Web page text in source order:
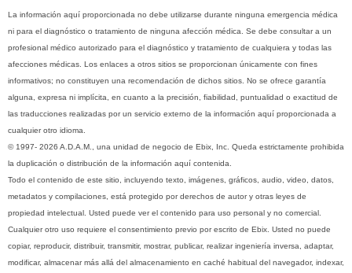
La información aquí proporcionada no debe utilizarse durante ninguna emergencia médica
ni para el diagnóstico o tratamiento de ninguna afección médica. Se debe consultar a un
profesional médico autorizado para el diagnóstico y tratamiento de cualquiera y todas las
afecciones médicas. Los enlaces a otros sitios se proporcionan únicamente con fines
informativos; no constituyen una recomendación de dichos sitios. No se ofrece garantía
alguna, expresa ni implícita, en cuanto a la precisión, fiabilidad, puntualidad o exactitud de
las traducciones realizadas por un servicio externo de la información aquí proporcionada a
cualquier otro idioma.
© 1997- 2026 A.D.A.M., una unidad de negocio de Ebix, Inc. Queda estrictamente prohibida
la duplicación o distribución de la información aquí contenida.
Todo el contenido de este sitio, incluyendo texto, imágenes, gráficos, audio, video, datos,
metadatos y compilaciones, está protegido por derechos de autor y otras leyes de
propiedad intelectual. Usted puede ver el contenido para uso personal y no comercial.
Cualquier otro uso requiere el consentimiento previo por escrito de Ebix. Usted no puede
copiar, reproducir, distribuir, transmitir, mostrar, publicar, realizar ingeniería inversa, adaptar,
modificar, almacenar más allá del almacenamiento en caché habitual del navegador, indexar,